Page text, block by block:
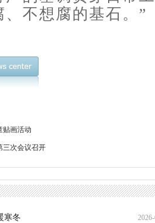
不想腐的基石。”
贴画活动
三次会议召开
寒冬